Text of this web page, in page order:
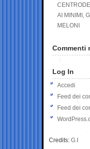
AI MINIMI,
MELONI
Commenti
Log In
Accedi
Feed dei
Feed dei
Credits: G.I